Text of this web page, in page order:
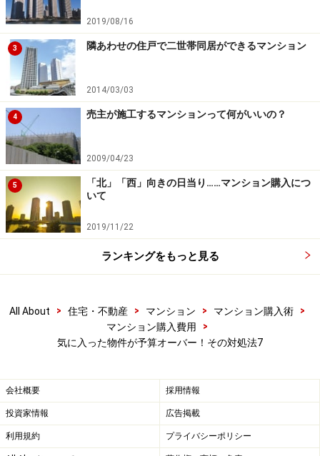
2019/08/16
3 隣あわせの住戸で二世帯同居ができるマンション
2014/03/03
4 売主が施工するマンションって何がいいの？
2009/04/23
5
「北」「西」向きの日当り……マンション購入につ
いて
2019/11/22
ランキングをもっと見る
All About > 住宅・不動産 > マンション > マンション購入術
>
マンション購入費用
>
気に入った物件が予算オーバー！その対処法7
会社概要 採用情報
投資家情報 広告掲載
利用規約 プライバシーポリシー